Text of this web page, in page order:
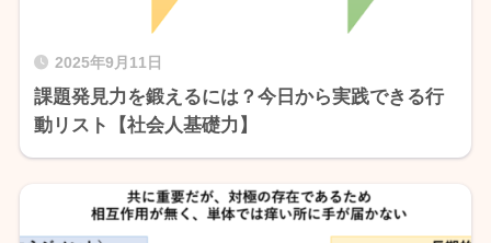
2025年9月11日
課題発見力を鍛えるには？今日から実践できる行
動リスト【社会人基礎力】